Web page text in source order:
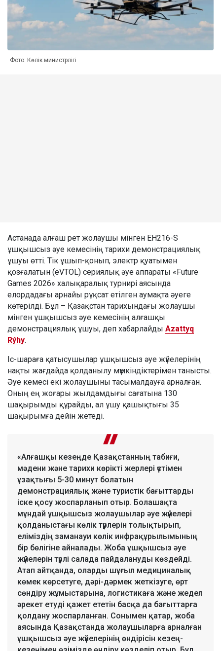
Фото: Көлік министрлігі
Астанада алғаш рет жолаушы мінген EH216-S
ұшқышсыз әуе кемесінің тарихи демонстрациялық
ұшуы өтті. Тік ұшып-қонып, электр қуатымен
қозғалатын (eVTOL) сериялық әуе аппараты «Future
Games 2026» халықаралық турнирі аясында
елордадағы арнайы рұқсат етілген аумақта әуеге
көтерілді. Бұл – Қазақстан тарихындағы жолаушы
мінген ұшқышсыз әуе кемесінің алғашқы
демонстрациялық ұшуы, деп хабарлайды Azattyq
Rýhy.
Іс-шараға қатысушылар ұшқышсыз әуе жүйелерінің
нақты жағдайда қолданылу мүмкіндіктерімен танысты.
Әуе кемесі екі жолаушыны тасымалдауға арналған.
Оның ең жоғары жылдамдығы сағатына 130
шақырымды құрайды, ал ұшу қашықтығы 35
шақырымға дейін жетеді.
«Алғашқы кезеңде Қазақстанның табиғи,
мәдени және тарихи көрікті жерлері үстімен
ұзақтығы 5-30 минут болатын
демонстрациялық және туристік бағыттарды
іске қосу жоспарланып отыр. Болашақта
мұндай ұшқышсыз жолаушылар әуе жүйелері
қолданыстағы көлік түрлерін толықтырып,
еліміздің заманауи көлік инфрақұрылымының
бір бөлігіне айналады. Жоба ұшқышсыз әуе
жүйелерін түрлі салада пайдалануды көздейді.
Атап айтқанда, оларды шұғыл медициналық
көмек көрсетуге, дәрі-дәрмек жеткізуге, өрт
сөндіру жұмыстарына, логистикаға және жедел
әрекет етуді қажет ететін басқа да бағыттарға
қолдану жоспарланған. Сонымен қатар, жоба
аясында Қазақстанда жолаушыларға арналған
ұшқышсыз әуе жүйелерінің өндірісін кезең-